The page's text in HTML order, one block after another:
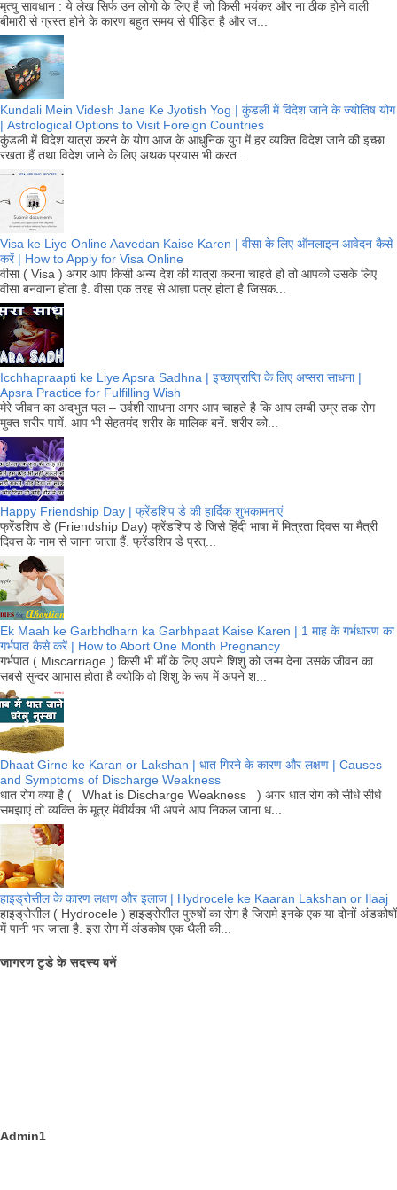
मृत्यु सावधान : ये लेख सिर्फ उन लोगो के लिए है जो किसी भयंकर और ना ठीक होने वाली
बीमारी से ग्रस्त होने के कारण बहुत समय से पीड़ित है और ज...
Kundali Mein Videsh Jane Ke Jyotish Yog | कुंडली में विदेश जाने के ज्योतिष योग
| Astrological Options to Visit Foreign Countries
कुंडली में विदेश यात्रा करने के योग आज के आधुनिक युग में हर व्यक्ति विदेश जाने की इच्छा
रखता हैं तथा विदेश जाने के लिए अथक प्रयास भी करत...
Visa ke Liye Online Aavedan Kaise Karen | वीसा के लिए ऑनलाइन आवेदन कैसे
करें | How to Apply for Visa Online
वीसा ( Visa ) अगर आप किसी अन्य देश की यात्रा करना चाहते हो तो आपको उसके लिए
वीसा बनवाना होता है. वीसा एक तरह से आज्ञा पत्र होता है जिसक...
Icchhapraapti ke Liye Apsra Sadhna | इच्छाप्राप्ति के लिए अप्सरा साधना |
Apsra Practice for Fulfilling Wish
मेरे जीवन का अदभुत पल – उर्वशी साधना अगर आप चाहते है कि आप लम्बी उम्र तक रोग
मुक्त शरीर पायें. आप भी सेहतमंद शरीर के मालिक बनें. शरीर को...
Happy Friendship Day | फ्रेंडशिप डे की हार्दिक शुभकामनाएं
फ्रेंडशिप डे (Friendship Day) फ्रेंडशिप डे जिसे हिंदी भाषा में मित्रता दिवस या मैत्री
दिवस के नाम से जाना जाता हैं. फ्रेंडशिप डे प्रत्...
Ek Maah ke Garbhdharn ka Garbhpaat Kaise Karen | 1 माह के गर्भधारण का
गर्भपात कैसे करें | How to Abort One Month Pregnancy
गर्भपात ( Miscarriage ) किसी भी माँ के लिए अपने शिशु को जन्म देना उसके जीवन का
सबसे सुन्दर आभास होता है क्योकि वो शिशु के रूप में अपने श...
Dhaat Girne ke Karan or Lakshan | धात गिरने के कारण और लक्षण | Causes
and Symptoms of Discharge Weakness
धात रोग क्या है ( What is Discharge Weakness ) अगर धात रोग को सीधे सीधे
समझाएं तो व्यक्ति के मूत्र मेंवीर्यका भी अपने आप निकल जाना ध...
हाइड्रोसील के कारण लक्षण और इलाज | Hydrocele ke Kaaran Lakshan or Ilaaj
हाइड्रोसील ( Hydrocele ) हाइड्रोसील पुरुषों का रोग है जिसमे इनके एक या दोनों अंडकोषों
में पानी भर जाता है. इस रोग में अंडकोष एक थैली की...
जागरण टुडे के सदस्य बनें
Admin1